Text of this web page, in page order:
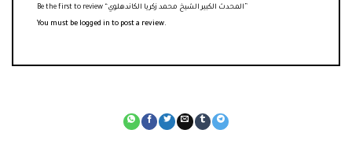
You must be logged in to post a review.